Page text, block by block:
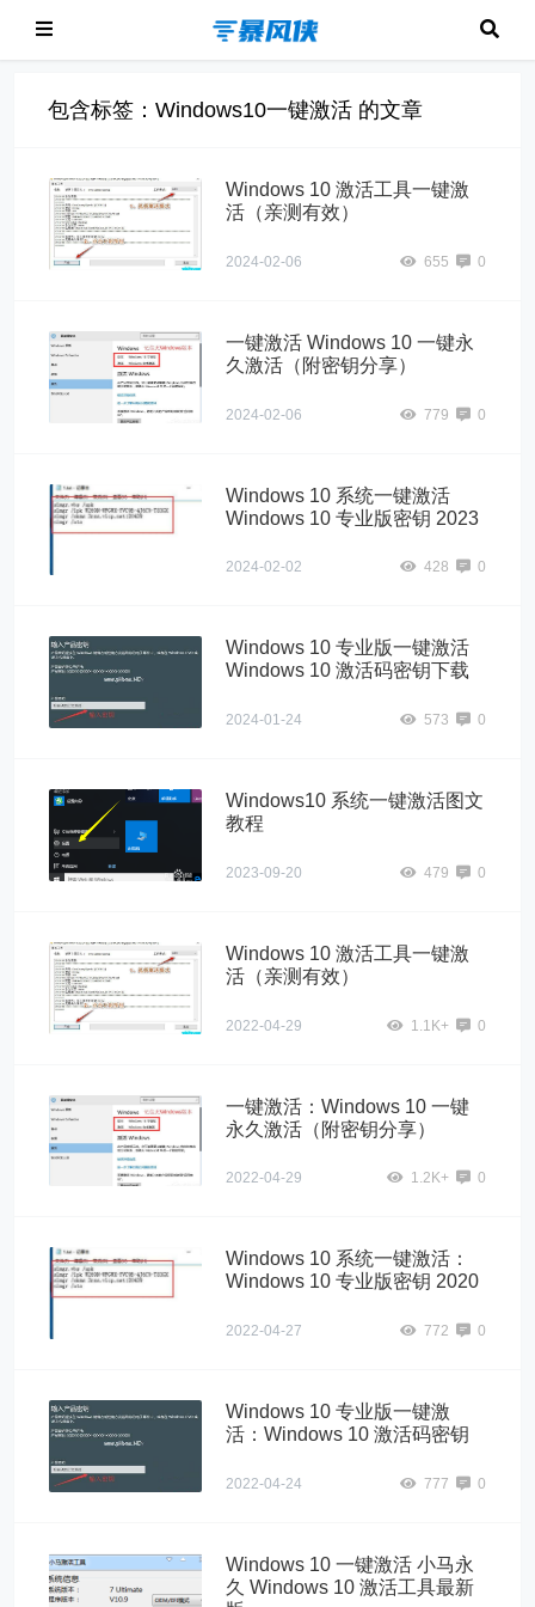
包含标签：Windows10一键激活 的文章
Windows 10 激活工具一键激
活（亲测有效）
2024-02-06 655 0
一键激活 Windows 10 一键永
久激活（附密钥分享）
2024-02-06 779 0
Windows 10 系统一键激活
Windows 10 专业版密钥 2023
2024-02-02 428 0
Windows 10 专业版一键激活
Windows 10 激活码密钥下载
2024-01-24 573 0
Windows10 系统一键激活图文
教程
2023-09-20 479 0
Windows 10 激活工具一键激
活（亲测有效）
2022-04-29 1.1K+ 0
一键激活：Windows 10 一键
永久激活（附密钥分享）
2022-04-29 1.2K+ 0
Windows 10 系统一键激活：
Windows 10 专业版密钥 2020
2022-04-27 772 0
Windows 10 专业版一键激
活：Windows 10 激活码密钥
2022-04-24 777 0
Windows 10 一键激活 小马永
久 Windows 10 激活工具最新